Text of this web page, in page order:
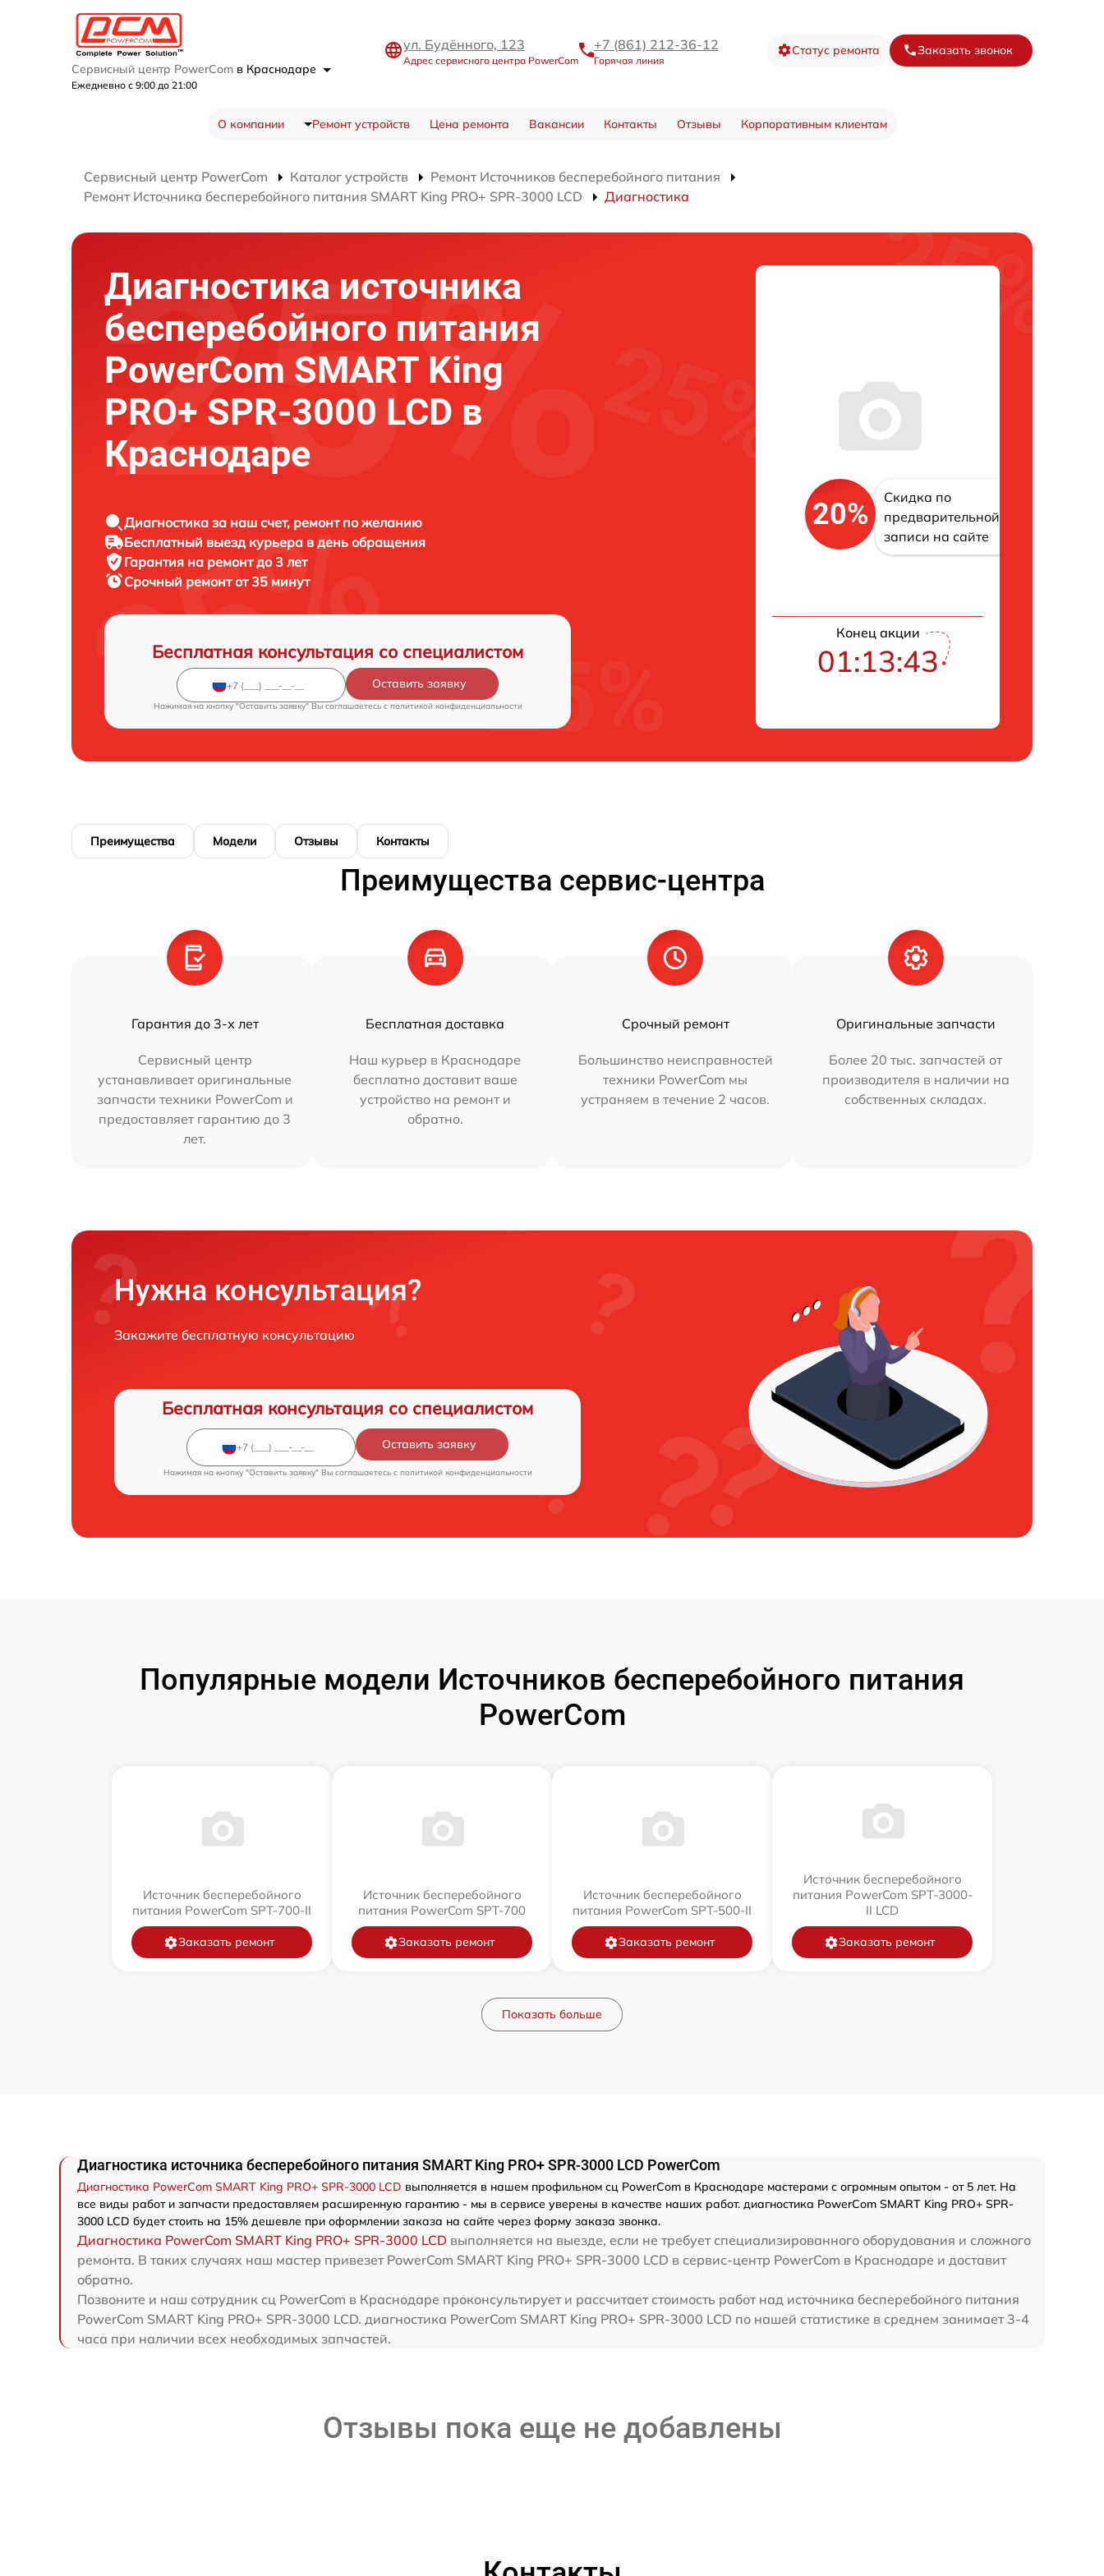
Сервисный центр PowerCom в Краснодаре
Ежедневно с 9:00 до 21:00
ул. Будённого, 123
Адрес сервисного центра PowerCom
+7 (861) 212-36-12
Горячая линия
Статус ремонта Заказать звонок
О компании Ремонт устройств Цена ремонта Вакансии Контакты Отзывы Корпоративным клиентам
Сервисный центр PowerCom Каталог устройств
Ремонт Источников бесперебойного питания
Ремонт Источника бесперебойного питания SMART King PRO+ SPR-3000 LCD
Диагностика
Диагностика источника
бесперебойного питания
PowerCom SMART King
PRO+ SPR-3000 LCD в
Краснодаре
Диагностика за наш счет, ремонт по желанию
Бесплатный выезд курьера в день обращения
Гарантия на ремонт до 3 лет
Срочный ремонт от 35 минут
Бесплатная консультация со специалистом
Оставить заявку
Нажимая на кнопку "Оставить заявку" Вы соглашаетесь c политикой конфиденциальности
20%
Скидка по
предварительной
записи на сайте
Конец акции
01:13:42
Преимущества Модели Отзывы Контакты
Преимущества сервис-центра
Гарантия до 3-х лет
Сервисный центр
устанавливает оригинальные
запчасти техники PowerCom и
предоставляет гарантию до 3
лет.
Бесплатная доставка
Наш курьер в Краснодаре
бесплатно доставит ваше
устройство на ремонт и
обратно.
Срочный ремонт
Большинство неисправностей
техники PowerCom мы
устраняем в течение 2 часов.
Оригинальные запчасти
Более 20 тыс. запчастей от
производителя в наличии на
собственных складах.
Нужна консультация?
Закажите бесплатную консультацию
Бесплатная консультация со специалистом
Оставить заявку
Нажимая на кнопку "Оставить заявку" Вы соглашаетесь c политикой конфиденциальности
Популярные модели Источников бесперебойного питания
PowerCom
Источник бесперебойного
питания PowerCom SPT-700-II
Заказать ремонт
Источник бесперебойного
питания PowerCom SPT-700
Заказать ремонт
Источник бесперебойного
питания PowerCom SPT-500-II
Заказать ремонт
Источник бесперебойного
питания PowerCom SPT-3000-
II LCD
Заказать ремонт
Показать больше
Диагностика источника бесперебойного питания SMART King PRO+ SPR-3000 LCD PowerCom
Диагностика PowerCom SMART King PRO+ SPR-3000 LCD выполняется в нашем профильном сц PowerCom в Краснодаре мастерами с огромным опытом - от 5 лет. На
все виды работ и запчасти предоставляем расширенную гарантию - мы в сервисе уверены в качестве наших работ. диагностика PowerCom SMART King PRO+ SPR-
3000 LCD будет стоить на 15% дешевле при оформлении заказа на сайте через форму заказа звонка.
Диагностика PowerCom SMART King PRO+ SPR-3000 LCD выполняется на выезде, если не требует специализированного оборудования и сложного
ремонта. В таких случаях наш мастер привезет PowerCom SMART King PRO+ SPR-3000 LCD в сервис-центр PowerCom в Краснодаре и доставит
обратно.
Позвоните и наш сотрудник сц PowerCom в Краснодаре проконсультирует и рассчитает стоимость работ над источника бесперебойного питания
PowerCom SMART King PRO+ SPR-3000 LCD. диагностика PowerCom SMART King PRO+ SPR-3000 LCD по нашей статистике в среднем занимает 3-4
часа при наличии всех необходимых запчастей.
Отзывы пока еще не добавлены